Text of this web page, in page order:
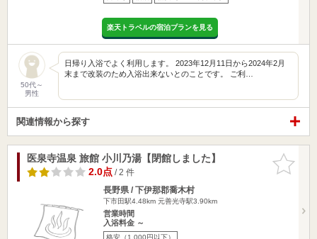
楽天トラベルの宿泊プランを見る
50代～
男性
日帰り入浴でよく利用します。 2023年12月11日から2024年2月
末まで改装のため入浴出来ないとのことです。 ご利…
関連情報から探す
お気に入
りに追加
医泉寺温泉 旅館 小川乃湯【閉館しました】
2.0点/ 2 件
長野県 / 下伊那郡喬木村
下市田駅4.48km 元善光寺駅3.90km
営業時間
入浴料金 ～
格安（1,000円以下）